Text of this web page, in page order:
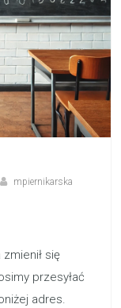
mpiernikarska
się
przesyłać
adres.